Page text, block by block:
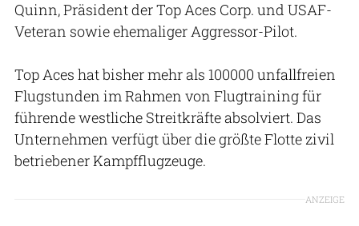
Quinn, Präsident der Top Aces Corp. und USAF-
Veteran sowie ehemaliger Aggressor-Pilot.
Top Aces hat bisher mehr als 100000 unfallfreien
Flugstunden im Rahmen von Flugtraining für
führende westliche Streitkräfte absolviert. Das
Unternehmen verfügt über die größte Flotte zivil
betriebener Kampfflugzeuge.
ANZEIGE